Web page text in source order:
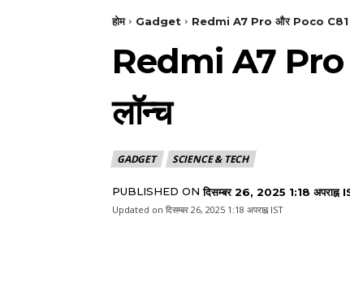
होम Gadget Redmi A7 Pro और Poco C81 :
Redmi A7 Pro
लॉन्च
GADGET SCIENCE & TECH
PUBLISHED ON दिसम्बर 26, 2025 1:18 अपराह्न
Updated on दिसम्बर 26, 2025 1:18 अपराह्न IST